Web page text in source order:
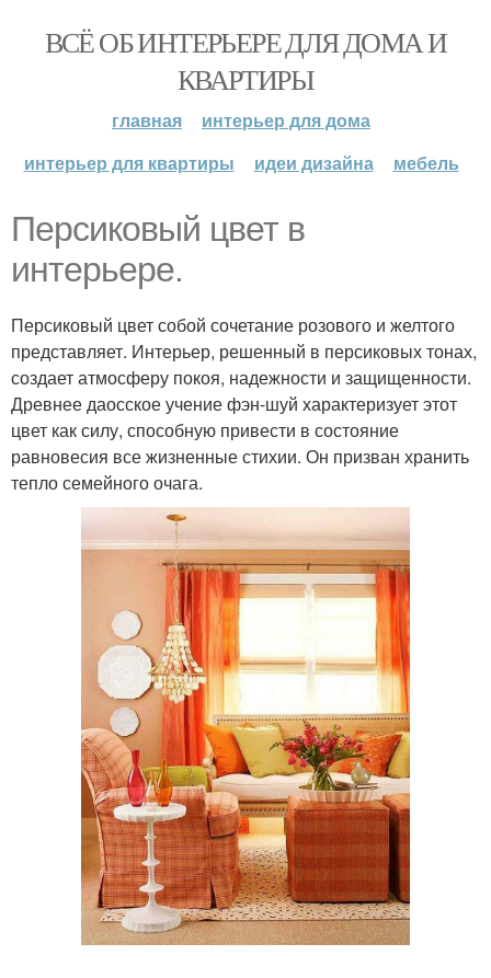
ВСЁ ОБ ИНТЕРЬЕРЕ ДЛЯ ДОМА И
КВАРТИРЫ
главная
интерьер для дома
интерьер для квартиры
идеи дизайна мебель
Персиковый цвет в
интерьере.
Персиковый цвет собой сочетание розового и желтого
представляет. Интерьер, решенный в персиковых тонах,
создает атмосферу покоя, надежности и защищенности.
Древнее даосское учение фэн-шуй характеризует этот
цвет как силу, способную привести в состояние
равновесия все жизненные стихии. Он призван хранить
тепло семейного очага.